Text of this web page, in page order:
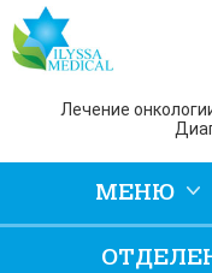
Лечение
МЕНЮ